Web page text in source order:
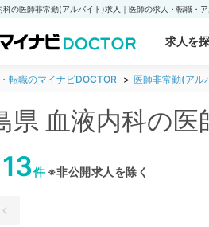
求人を
転職のマイナビDOCTOR 医師非常勤(アル
県 血液内科の
13件※非公開求人を除く